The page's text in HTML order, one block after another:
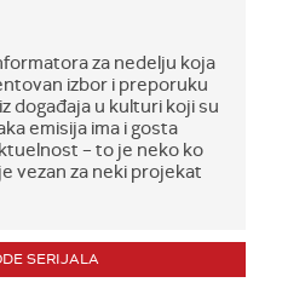
za nedelju koja
izbor i preporuku
događaja u kulturi koji su
emisija ima i gosta
– to je neko ko
vezan za neki projekat
SERIJALA